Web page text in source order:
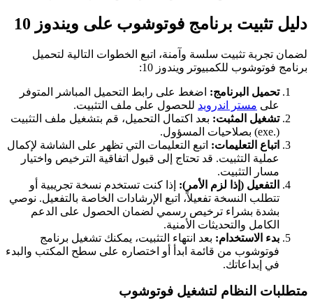
دليل تثبيت برنامج فوتوشوب على ويندوز 10
لضمان تجربة تثبيت سلسة وآمنة، اتبع الخطوات التالية لتحميل
برنامج فوتوشوب للكمبيوتر ويندوز 10:
تحميل البرنامج: اضغط على رابط التحميل المباشر المتوفر
على مستر اندرويد للحصول على ملف التثبيت.
تشغيل المثبت: بعد اكتمال التحميل، قم بتشغيل ملف التثبيت
(.exe) بصلاحيات المسؤول.
اتباع التعليمات: اتبع التعليمات التي تظهر على الشاشة لإكمال
عملية التثبيت. قد تحتاج إلى قبول اتفاقية الترخيص واختيار
مسار التثبيت.
التفعيل (إذا لزم الأمر): إذا كنت تستخدم نسخة تجريبية أو
تتطلب النسخة تفعيلاً، اتبع الإرشادات الخاصة بالتفعيل. نوصي
بشدة بشراء ترخيص رسمي لضمان الحصول على الدعم
الكامل والتحديثات الأمنية.
بدء الاستخدام: بعد انتهاء التثبيت، يمكنك تشغيل برنامج
فوتوشوب من قائمة ابدأ أو اختصاره على سطح المكتب والبدء
في إبداعاتك.
متطلبات النظام لتشغيل فوتوشوب